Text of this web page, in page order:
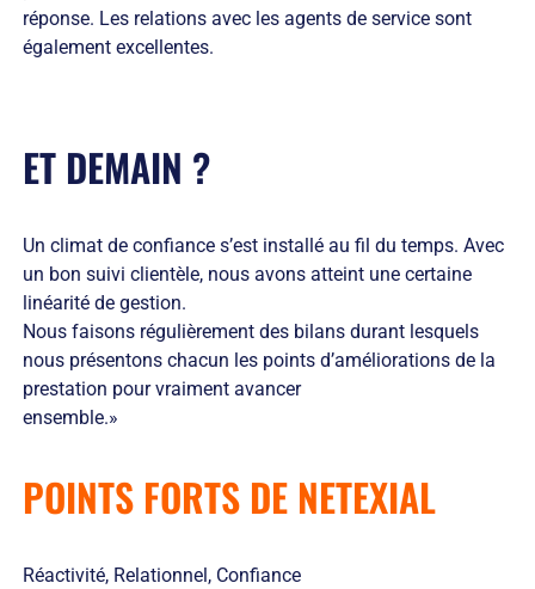
réponse. Les relations avec les agents de service sont
également excellentes.
ET DEMAIN ?
Un climat de confiance s’est installé au fil du temps. Avec
un bon suivi clientèle, nous avons atteint une certaine
linéarité de gestion.
Nous faisons régulièrement des bilans durant lesquels
nous présentons chacun les points d’améliorations de la
prestation pour vraiment avancer
ensemble.»
POINTS FORTS DE NETEXIAL
Réactivité, Relationnel, Confiance